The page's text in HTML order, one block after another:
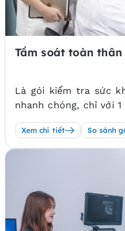
Tầm soát toàn
Là gói kiểm tra sức
nhanh chóng, chỉ với
tầm soát và phát
thư và 500 vấn đề sức
Xem chi tiết So sánh